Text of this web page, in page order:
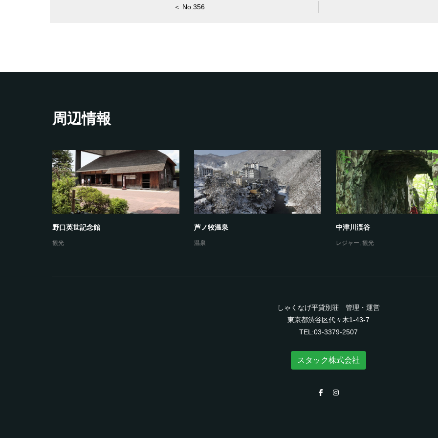
＜ No.356
周辺情報
野口英世記念館
観光
芦ノ牧温泉
温泉
中津川渓谷
レジャー, 観光
しゃくなげ平貸別荘 管理・運営
東京都渋谷区代々木1-43-7
TEL:03-3379-2507
スタック株式会社